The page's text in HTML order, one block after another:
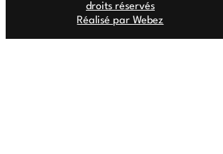
droits réservés
Réalisé par Webez